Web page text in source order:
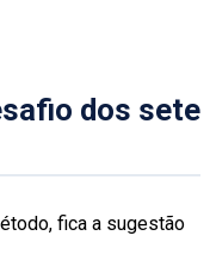
dos sete
fica a sugestão